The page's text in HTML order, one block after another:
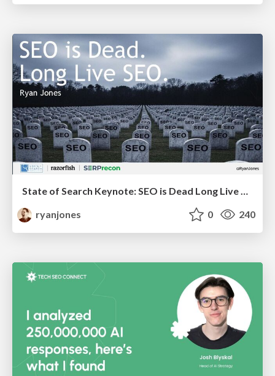
State of Search Keynote: SEO is Dead Long Live SEO
ryanjones
0 240